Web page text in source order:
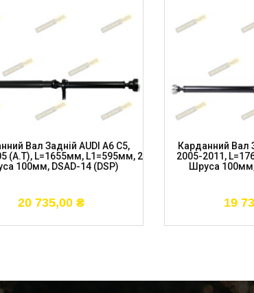
Вал Задній AUDI A6 C5,
(A.T), L=1655мм, L1=595мм, 2
100мм, DSAD-14 (DSP)
20 735,00 ₴
Карданний Вал
2005-2011,
Шруса 100мм,
19